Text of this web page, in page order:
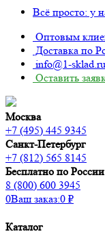
Всё просто: у
Оптовым
Доставка по
info@1-sklad.ru
Оставить
Москва
+7 (495) 445 9345
Санкт-Петербург
+7 (812) 565 8145
Бесплатно по России
8 (800) 600 3945
0Ваш заказ:0 ₽
Каталог